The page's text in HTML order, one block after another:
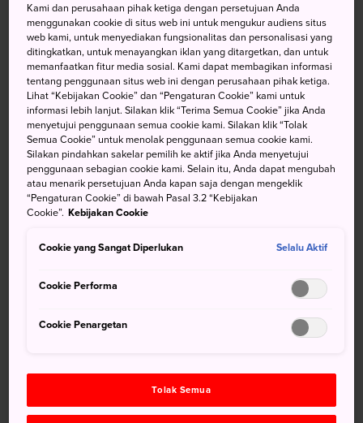
menjulang setinggi 130 meter serta dapat dilihat dari
seluruh kota.
Jangan Lewatkan
Bangunan Stasiun Kyoto yang futuristik
Sejumlah tengara terpenting di Kyoto yang
dapat ditempuh dengan berjalan kaki dari stasiun
Kyoto
Kami dan perusahaan pihak ketiga dengan persetujuan Anda
menggunakan cookie di situs web ini untuk mengukur audiens situs
web kami, untuk menyediakan fungsionalitas dan personalisasi yang
ditingkatkan, untuk menayangkan iklan yang ditargetkan, dan untuk
memanfaatkan fitur media sosial. Kami dapat membagikan informasi
tentang penggunaan situs web ini dengan perusahaan pihak ketiga.
Lihat “Kebijakan Cookie” dan “Pengaturan Cookie” kami untuk
informasi lebih lanjut. Silakan klik “Terima Semua Cookie” jika Anda
menyetujui penggunaan semua cookie kami. Silakan klik “Tolak
Semua Cookie” untuk menolak penggunaan semua cookie kami.
Silakan pindahkan sakelar pemilih ke aktif jika Anda menyetujui
penggunaan sebagian cookie kami. Selain itu, Anda dapat mengubah
atau menarik persetujuan Anda kapan saja dengan mengeklik
“Pengaturan Cookie” di bawah Pasal 3.2 “Kebijakan
Cookie”. Kebijakan Cookie
Cookie yang Sangat Diperlukan Selalu Aktif
Cookie Performa
Cookie Penargetan
Tolak Semua